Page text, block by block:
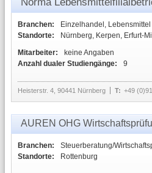
Branchen:
Einzelhandel, Lebensmittel
Standorte:
Nürnberg, Kerpen, Erfurt-
Mitarbeiter:
keine Angaben
Anzahl dualer Studiengänge:
9
Heisterstr. 4, 90441 Nürnberg T: +49
AUREN OHG
Branchen:
Steuerberatung/
Standorte:
Rottenburg